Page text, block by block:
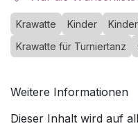
Krawatte Kinder
Krawatte für Turniertanz
Weitere Informationen
Dieser Inhalt wird auf